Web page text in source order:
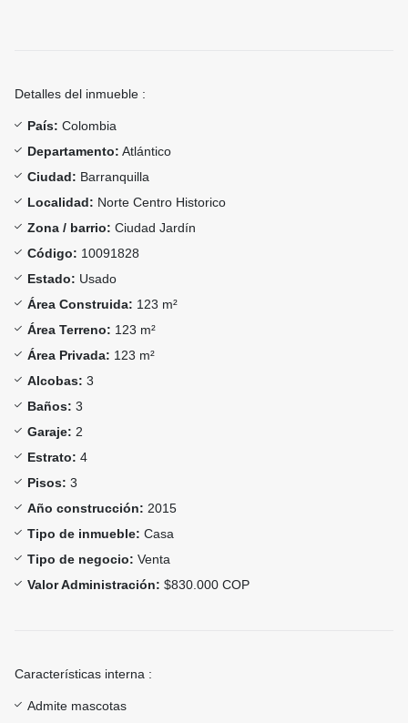
Detalles del inmueble :
País: Colombia
Departamento: Atlántico
Ciudad: Barranquilla
Localidad: Norte Centro Historico
Zona / barrio: Ciudad Jardín
Código: 10091828
Estado: Usado
Área Construida: 123 m²
Área Terreno: 123 m²
Área Privada: 123 m²
Alcobas: 3
Baños: 3
Garaje: 2
Estrato: 4
Pisos: 3
Año construcción: 2015
Tipo de inmueble: Casa
Tipo de negocio: Venta
Valor Administración: $830.000 COP
Características interna :
Admite mascotas